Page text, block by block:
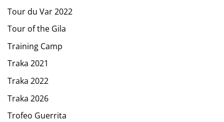
Tour du Var 2022
Tour of the Gila
Training Camp
Traka 2021
Traka 2022
Traka 2026
Trofeo Guerrita